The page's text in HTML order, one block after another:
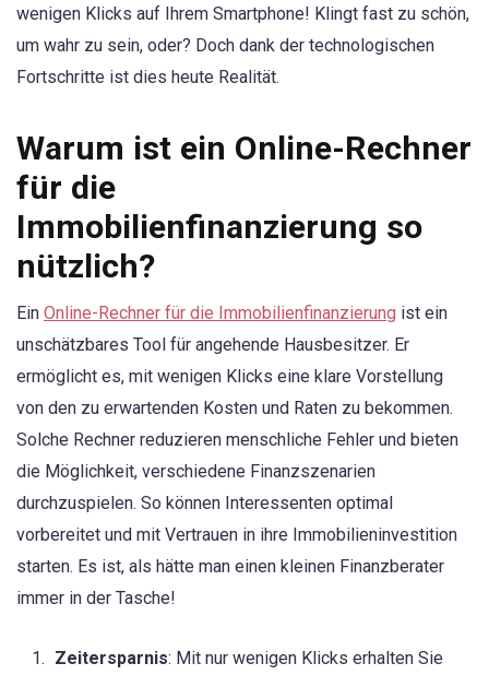
wenigen Klicks auf Ihrem Smartphone! Klingt fast zu schön,
um wahr zu sein, oder? Doch dank der technologischen
Fortschritte ist dies heute Realität.
Warum ist ein Online-Rechner
für die
Immobilienfinanzierung so
nützlich?
Ein Online-Rechner für die Immobilienfinanzierung ist ein
unschätzbares Tool für angehende Hausbesitzer. Er
ermöglicht es, mit wenigen Klicks eine klare Vorstellung
von den zu erwartenden Kosten und Raten zu bekommen.
Solche Rechner reduzieren menschliche Fehler und bieten
die Möglichkeit, verschiedene Finanzszenarien
durchzuspielen. So können Interessenten optimal
vorbereitet und mit Vertrauen in ihre Immobilieninvestition
starten. Es ist, als hätte man einen kleinen Finanzberater
immer in der Tasche!
Zeitersparnis: Mit nur wenigen Klicks erhalten Sie